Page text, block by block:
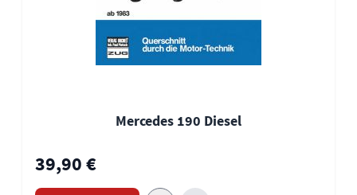
Mercedes 190 Diesel
39,90 €